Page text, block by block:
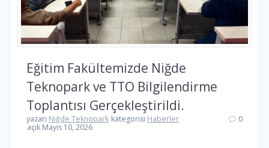
Eğitim Fakültemizde Niğde
Teknopark ve TTO Bilgilendirme
Toplantısı Gerçekleştirildi.
yazarı Niğde Teknopark kategorisi Haberler
açık Mayıs 10, 2026
0